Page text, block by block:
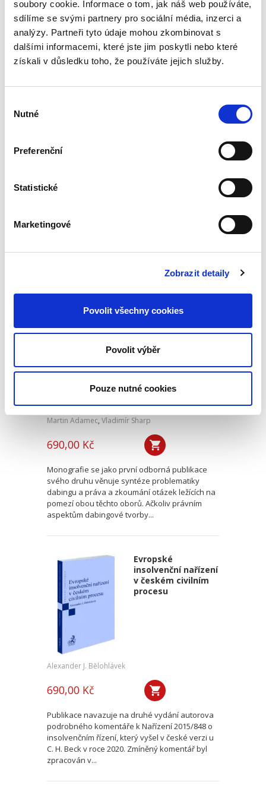
soubory cookie. Informace o tom, jak náš web používáte,
sdílíme se svými partnery pro sociální média, inzerci a
analýzy. Partneři tyto údaje mohou zkombinovat s
dalšími informacemi, které jste jim poskytli nebo které
získali v důsledku toho, že používáte jejich služby.
souhlasu
Nutné
Preferenční
Statistické
Marketingové
Zobrazit detaily
Povolit všechny cookies
Povolit výběr
Pouze nutné cookies
podmínky jeho vydání, právní důsledky i
možnosti obrany proti němu, přičemž...
Výklad práva
Právo Evropské unie v dnešní době významně
Právo v dabingu
Martin Adamec, Vladimír Sharp
690,00 Kč
Monografie se jako první odborná publikace
svého druhu věnuje syntéze problematiky
dabingu a práva a zkoumání otázek ležících na
pomezí obou těchto oborů. Ačkoliv právním
aspektům dabingové tvorby...
Evropské
insolvenční nařízení
v českém civilním
procesu
Alexander J. Bělohlávek
690,00 Kč
Publikace navazuje na druhé vydání autorova
podrobného komentáře k Nařízení 2015/848 o
insolvenčním řízení, který vyšel v české verzi u
C. H. Beck v roce 2020. Zmíněný komentář byl
zpracován v...